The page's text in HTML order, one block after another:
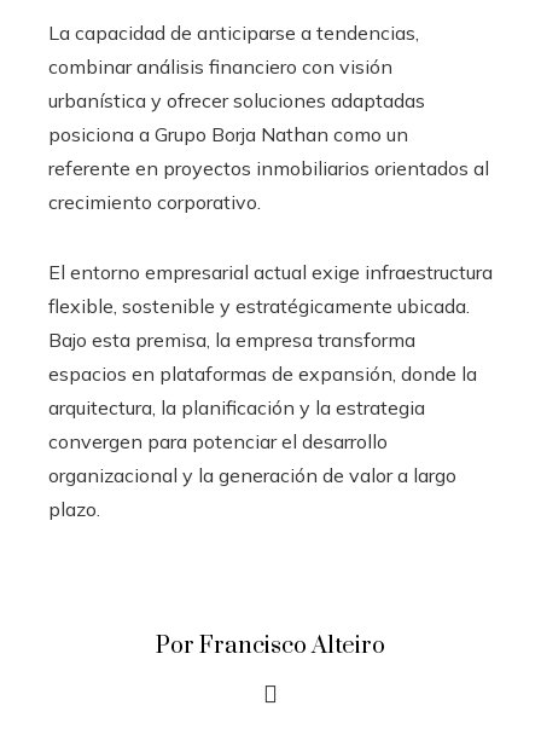
La capacidad de anticiparse a tendencias,
combinar análisis financiero con visión
urbanística y ofrecer soluciones adaptadas
posiciona a Grupo Borja Nathan como un
referente en proyectos inmobiliarios orientados al
crecimiento corporativo.
El entorno empresarial actual exige infraestructura
flexible, sostenible y estratégicamente ubicada.
Bajo esta premisa, la empresa transforma
espacios en plataformas de expansión, donde la
arquitectura, la planificación y la estrategia
convergen para potenciar el desarrollo
organizacional y la generación de valor a largo
plazo.
Por Francisco Alteiro